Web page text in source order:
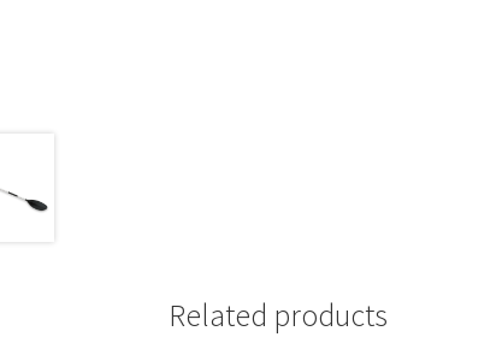
Related products